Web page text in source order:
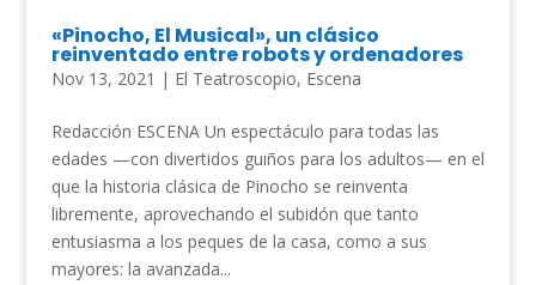
«Pinocho, El Musical», un clásico
reinventado entre robots y ordenadores
Nov 13, 2021 | El Teatroscopio, Escena
Redacción ESCENA Un espectáculo para todas las
edades —con divertidos guiños para los adultos— en el
que la historia clásica de Pinocho se reinventa
libremente, aprovechando el subidón que tanto
entusiasma a los peques de la casa, como a sus
mayores: la avanzada...